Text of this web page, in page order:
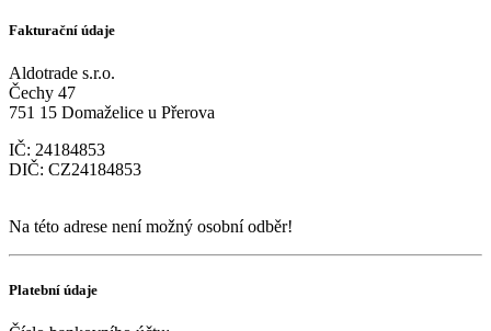
Fakturační údaje
Aldotrade s.r.o.
Čechy 47
751 15 Domaželice u Přerova
IČ: 24184853
DIČ: CZ24184853
Na této adrese není možný osobní odběr!
Platební údaje